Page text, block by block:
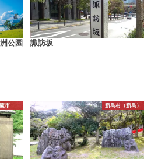
公園 諏訪坂
市 新島村（新島）